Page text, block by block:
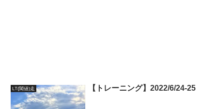
LT(閾値)走 【トレーニング】2022/6/24-25